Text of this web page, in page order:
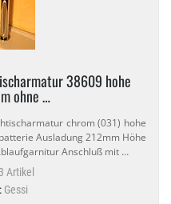
38609 hohe
ohne …
chrom (031) hohe
Ausladung 212mm Höhe
Anschluß mit …
3 Artikel
Gessi